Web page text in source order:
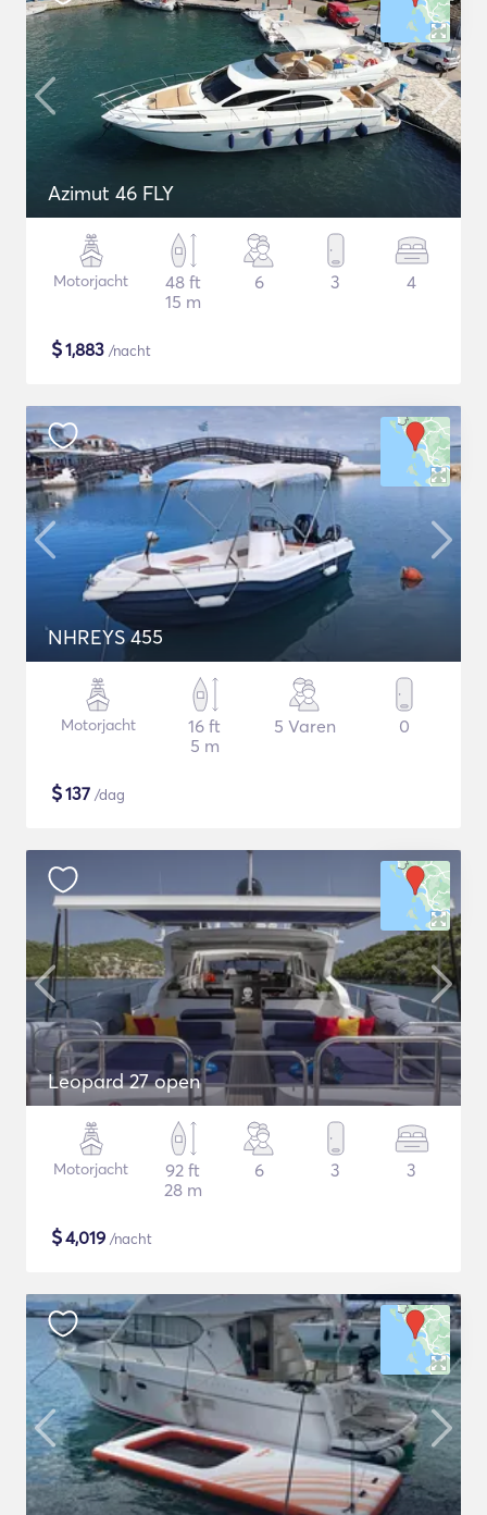
Azimut 46 FLY
Motorjacht
48 ft
15 m
6 3 4
$1,883 /nacht
NHREYS 455
Motorjacht
16 ft
5 m
5 Varen 0
$137 /dag
Leopard 27 open
Motorjacht
92 ft
28 m
6 3 3
$4,019 /nacht